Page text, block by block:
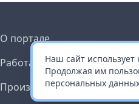
Наш сайт использует
Продолжая им
персональных
О портале
Работа с платформой
Производителям и